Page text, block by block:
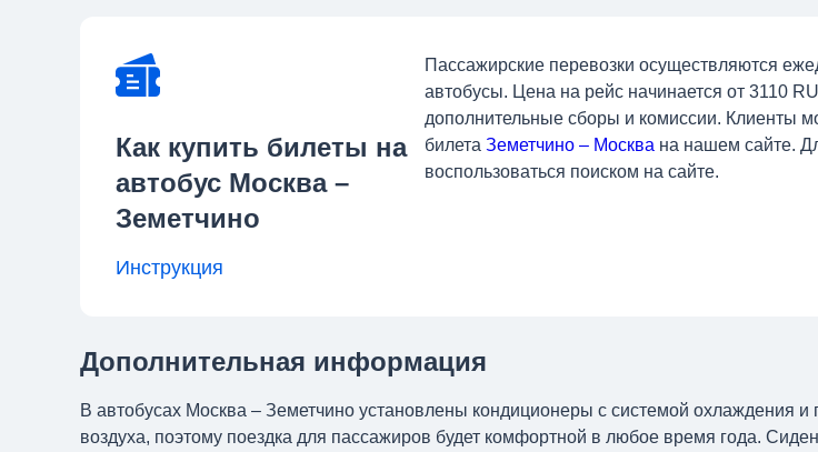
Как купить билеты на
автобус Москва –
Земетчино
Инструкция
Пассажирские перевозки осуществляются
автобусы. Цена на рейс начинается от 3110
дополнительные сборы и комиссии. Клиенты
билета Земетчино – Москва на нашем сайте.
воспользоваться поиском на сайте.
Дополнительная информация
В автобусах Москва – Земетчино установлены кондиционеры с системой охлаждения и
воздуха, поэтому поездка для пассажиров будет комфортной в любое время года.